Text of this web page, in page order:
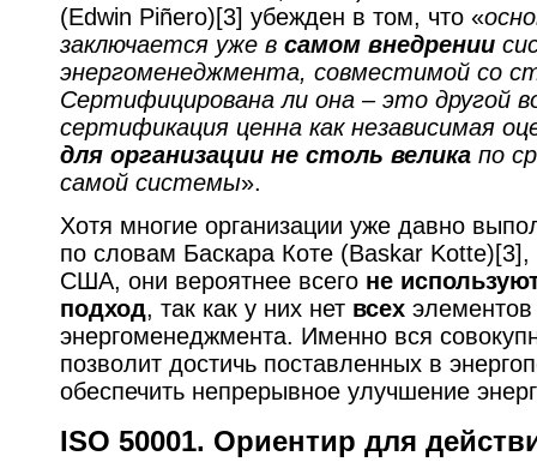
(Edwin Piñero)[3] убежден в том, что «
заключается уже в самом внедрении
энергоменеджмента, совместимой со
Сертифицирована ли она – это другой
сертификация ценна как независимая
для организации не столь велика по
самой системы».
Хотя многие организации уже давно
по словам Баскара Коте (Baskar
США, они вероятнее всего не
подход, так как у них нет всех
энергоменеджмента. Именно вся
позволит достичь поставленных в
обеспечить непрерывное улучшение
ISO 50001. Ориентир для